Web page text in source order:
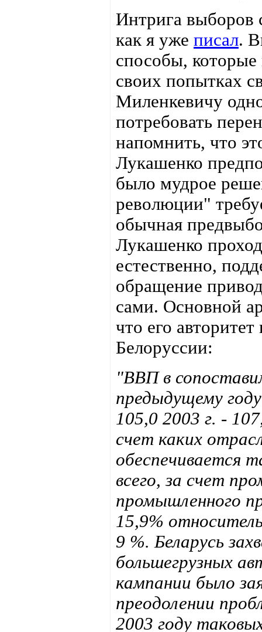
Интрига выборов
как я уже писал.
способы, которые
своих попытках
Миленкевичу
потребовать
напомнить, что
Лукашенко
было мудрое
революции"
обычная
Лукашенко
естественно,
обращение
сами. Основной
что его
Белоруссии:
"ВВП в
предыдущему
105,0 2003 г. -
счет каких
обеспечивается
всего, за счет
промышленного
15,9%
9 %. Беларусь
большегрузных
кампании было
преодолении
2003 году